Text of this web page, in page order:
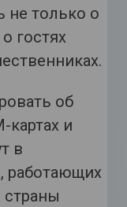
не только о
гостях
об
и
в
работающих
страны